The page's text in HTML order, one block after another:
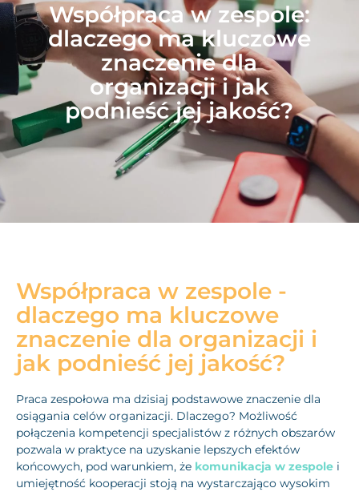
Współpraca w zespole:
dlaczego ma kluczowe
znaczenie dla
organizacji i jak
podnieść jej jakość?
Współpraca w zespole -
dlaczego ma kluczowe
znaczenie dla organizacji i
jak podnieść jej jakość?
Praca zespołowa ma dzisiaj podstawowe znaczenie dla
osiągania celów organizacji. Dlaczego? Możliwość
połączenia kompetencji specjalistów z różnych obszarów
pozwala w praktyce na uzyskanie lepszych efektów
końcowych, pod warunkiem, że komunikacja w zespole i
umiejętność kooperacji stoją na wystarczająco wysokim